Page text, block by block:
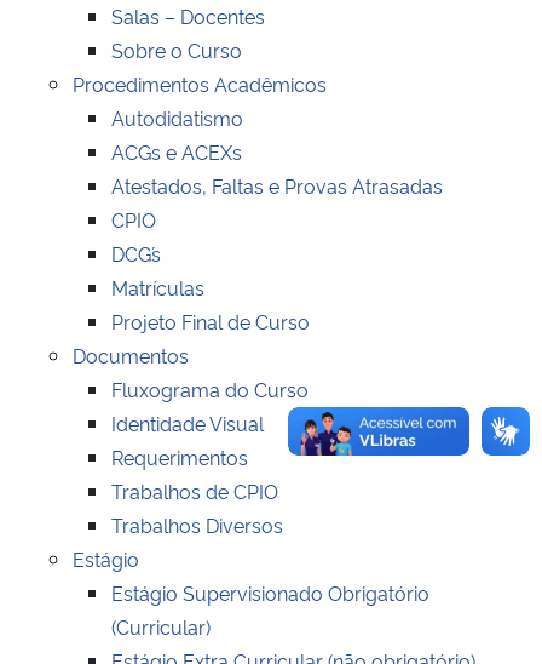
Ministério da Mulher, da Família e dos Direitos Humanos
Secretaria-Geral
Secretaria de Governo
Gabinete de Segurança Institucional
Advocacia-Geral da União
Banco Central do Brasil
Salas – Docentes
Sobre o Curso
Procedimentos Acadêmicos
Autodidatismo
ACGs e ACEXs
Atestados, Faltas e Provas Atrasadas
CPIO
DCG´s
Matrículas
Projeto Final de Curso
Documentos
Fluxograma do Curso
Identidade Visual
Requerimentos
Trabalhos de CPIO
Trabalhos Diversos
Estágio
Estágio Supervisionado Obrigatório
(Curricular)